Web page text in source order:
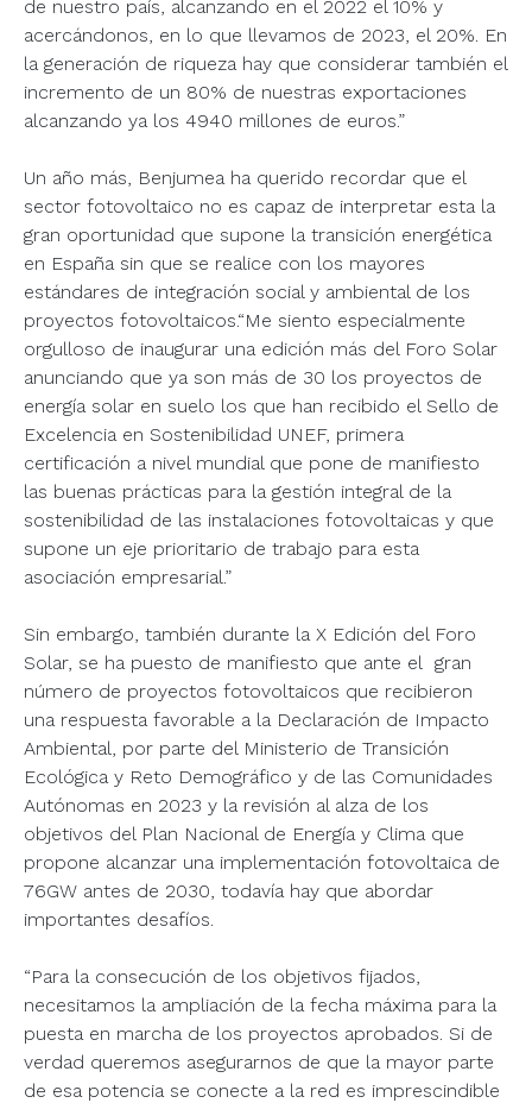
de nuestro país, alcanzando en el 2022 el 10% y
acercándonos, en lo que llevamos de 2023, el 20%. En
la generación de riqueza hay que considerar también el
incremento de un 80% de nuestras exportaciones
alcanzando ya los 4940 millones de euros.”
Un año más, Benjumea ha querido recordar que el
sector fotovoltaico no es capaz de interpretar esta la
gran oportunidad que supone la transición energética
en España sin que se realice con los mayores
estándares de integración social y ambiental de los
proyectos fotovoltaicos.“Me siento especialmente
orgulloso de inaugurar una edición más del Foro Solar
anunciando que ya son más de 30 los proyectos de
energía solar en suelo los que han recibido el Sello de
Excelencia en Sostenibilidad UNEF, primera
certificación a nivel mundial que pone de manifiesto
las buenas prácticas para la gestión integral de la
sostenibilidad de las instalaciones fotovoltaicas y que
supone un eje prioritario de trabajo para esta
asociación empresarial.”
Sin embargo, también durante la X Edición del Foro
Solar, se ha puesto de manifiesto que ante el gran
número de proyectos fotovoltaicos que recibieron
una respuesta favorable a la Declaración de Impacto
Ambiental, por parte del Ministerio de Transición
Ecológica y Reto Demográfico y de las Comunidades
Autónomas en 2023 y la revisión al alza de los
objetivos del Plan Nacional de Energía y Clima que
propone alcanzar una implementación fotovoltaica de
76GW antes de 2030, todavía hay que abordar
importantes desafíos.
“Para la consecución de los objetivos fijados,
necesitamos la ampliación de la fecha máxima para la
puesta en marcha de los proyectos aprobados. Si de
verdad queremos asegurarnos de que la mayor parte
de esa potencia se conecte a la red es imprescindible